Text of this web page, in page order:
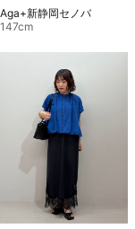
Aga+新静岡セノバ
147cm